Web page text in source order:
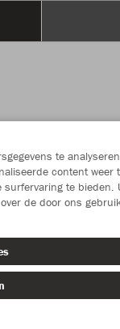
te
content weer
surfervaring te bieden.
de door ons